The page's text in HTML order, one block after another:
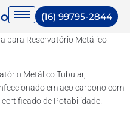
(16) 99795-2844
para Reservatório Metálico
Metálico Tubular,
em aço carbono com
de Potabilidade.